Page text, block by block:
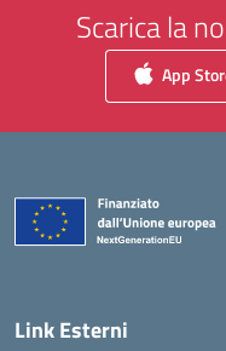
Scarica la
App
Link Esterni